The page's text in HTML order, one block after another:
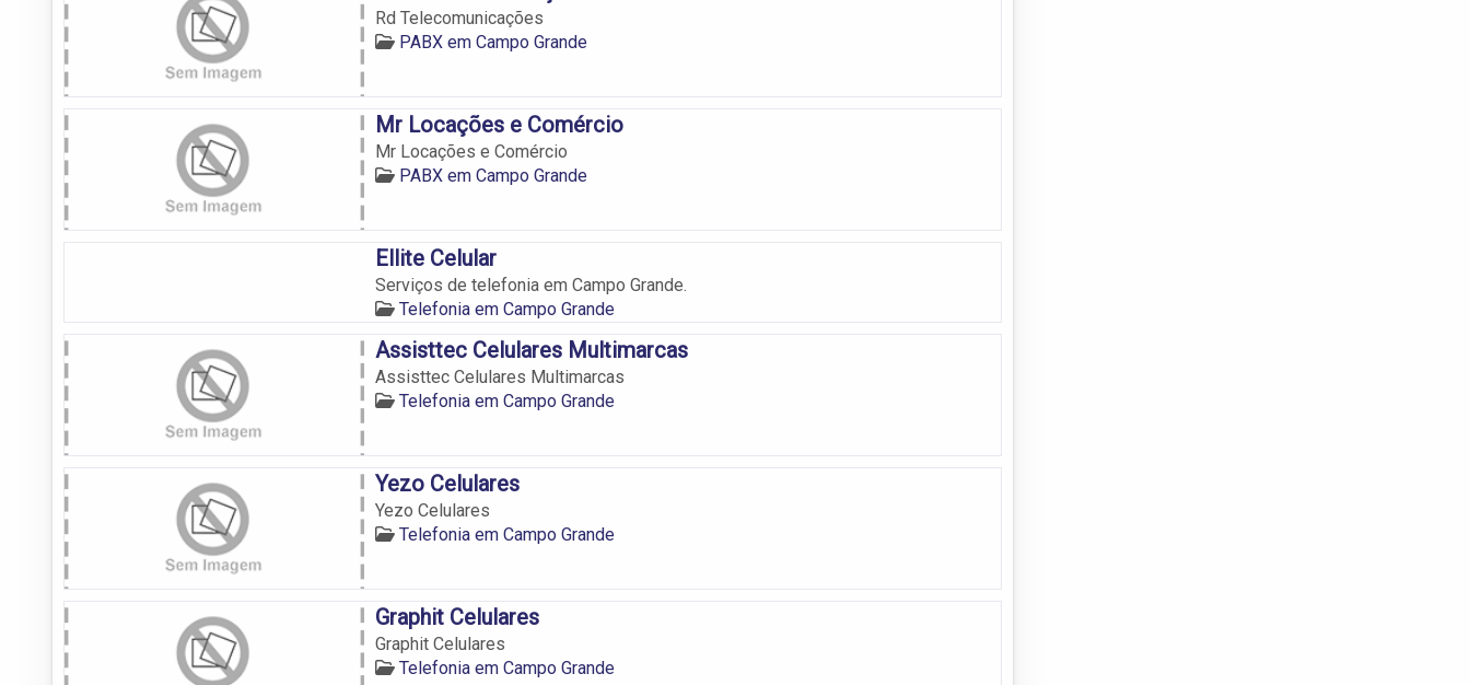
Rd Telecomunicações
PABX em Campo Grande
Mr Locações e Comércio
Mr Locações e Comércio
PABX em Campo Grande
Ellite Celular
Serviços de telefonia em Campo Grande.
Telefonia em Campo Grande
Assisttec Celulares Multimarcas
Assisttec Celulares Multimarcas
Telefonia em Campo Grande
Yezo Celulares
Yezo Celulares
Telefonia em Campo Grande
Graphit Celulares
Graphit Celulares
Telefonia em Campo Grande